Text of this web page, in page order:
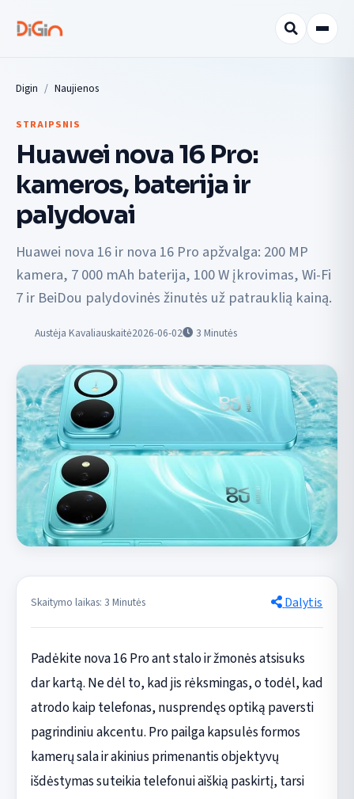
Digin Naujienos
STRAIPSNIS
Huawei nova 16 Pro:
kameros, baterija ir
palydovai
Huawei nova 16 ir nova 16 Pro apžvalga: 200 MP
kamera, 7 000 mAh baterija, 100 W įkrovimas, Wi-Fi
7 ir BeiDou palydovinės žinutės už patrauklią kainą.
Austėja Kavaliauskaitė2026-06-02 3 Minutės
Skaitymo laikas: 3 Minutės Dalytis
Padėkite nova 16 Pro ant stalo ir žmonės atsisuks
dar kartą. Ne dėl to, kad jis rėksmingas, o todėl, kad
atrodo kaip telefonas, nusprendęs optiką paversti
pagrindiniu akcentu. Pro pailga kapsulės formos
kamerų sala ir akinius primenantis objektyvų
išdėstymas suteikia telefonui aiškią paskirtį, tarsi